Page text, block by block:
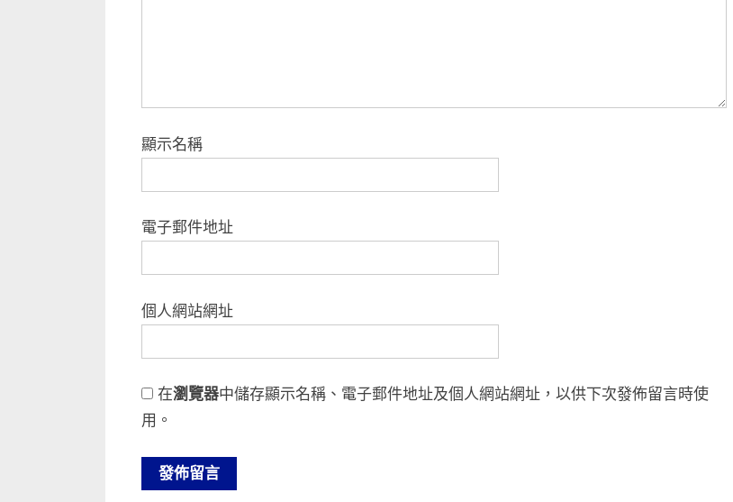
顯示名稱
電子郵件地址
個人網站網址
在瀏覽器中儲存顯示名稱、電子郵件地址及個人網站網址，以供下次發佈留言時使
用。